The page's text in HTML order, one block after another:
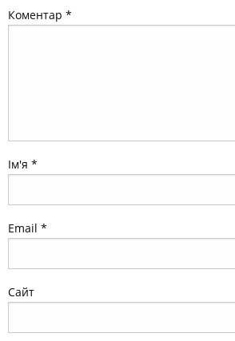
Коментар *
Ім'я *
Email *
Сайт